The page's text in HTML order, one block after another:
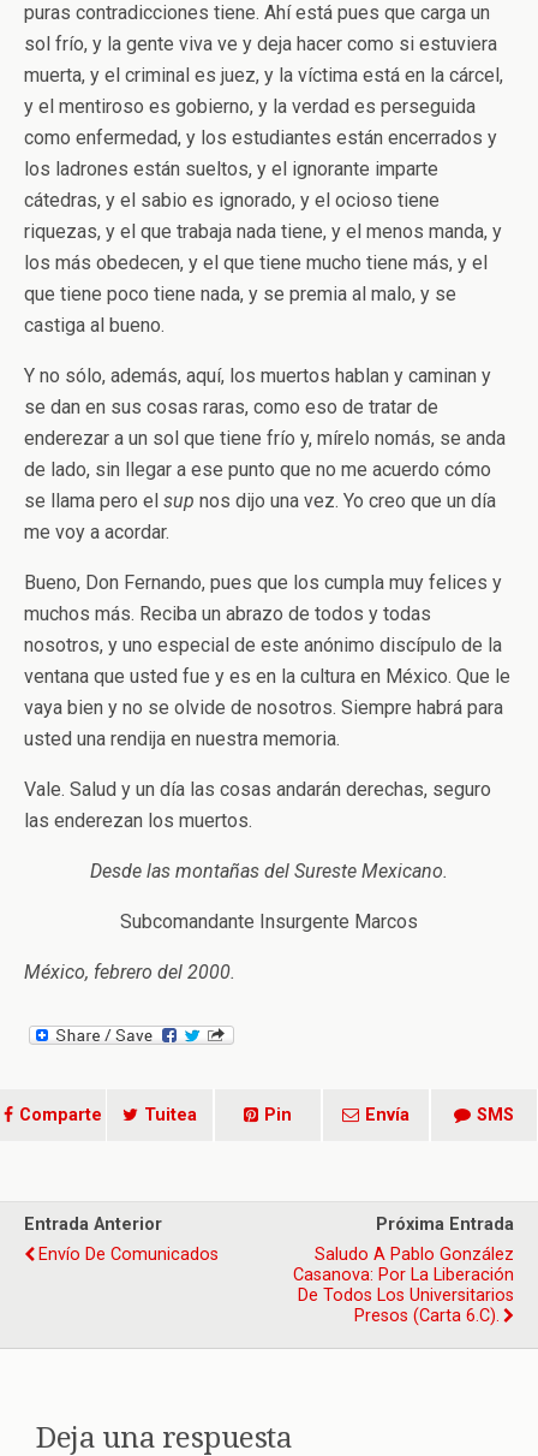
puras contradicciones tiene. Ahí está pues que carga un
sol frío, y la gente viva ve y deja hacer como si estuviera
muerta, y el criminal es juez, y la víctima está en la cárcel,
y el mentiroso es gobierno, y la verdad es perseguida
como enfermedad, y los estudiantes están encerrados y
los ladrones están sueltos, y el ignorante imparte
cátedras, y el sabio es ignorado, y el ocioso tiene
riquezas, y el que trabaja nada tiene, y el menos manda, y
los más obedecen, y el que tiene mucho tiene más, y el
que tiene poco tiene nada, y se premia al malo, y se
castiga al bueno.
Y no sólo, además, aquí, los muertos hablan y caminan y
se dan en sus cosas raras, como eso de tratar de
enderezar a un sol que tiene frío y, mírelo nomás, se anda
de lado, sin llegar a ese punto que no me acuerdo cómo
se llama pero el sup nos dijo una vez. Yo creo que un día
me voy a acordar.
Bueno, Don Fernando, pues que los cumpla muy felices y
muchos más. Reciba un abrazo de todos y todas
nosotros, y uno especial de este anónimo discípulo de la
ventana que usted fue y es en la cultura en México. Que le
vaya bien y no se olvide de nosotros. Siempre habrá para
usted una rendija en nuestra memoria.
Vale. Salud y un día las cosas andarán derechas, seguro
las enderezan los muertos.
Desde las montañas del Sureste Mexicano.
Subcomandante Insurgente Marcos
México, febrero del 2000.
Comparte Tuitea Pin Envía SMS
Entrada Anterior
Envío De Comunicados
Próxima Entrada
Saludo A Pablo González
Casanova: Por La Liberación
De Todos Los Universitarios
Presos (carta 6.c).
Deja una respuesta